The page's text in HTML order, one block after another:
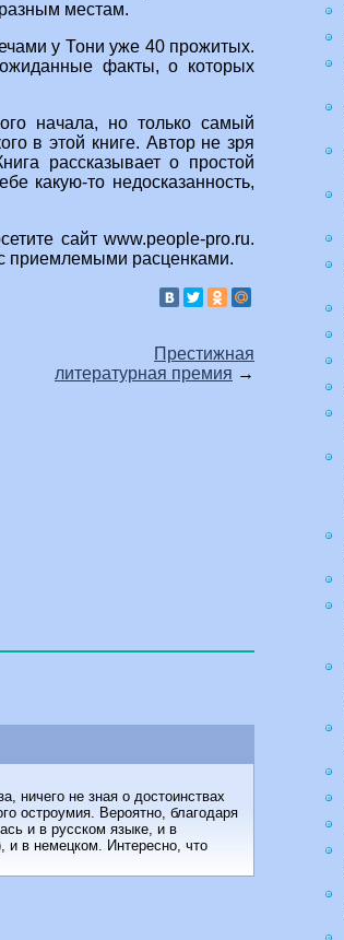
местам.
у Тони уже 40 прожитых.
факты, о которых
начала, но только самый
в этой книге. Автор не зря
рассказывает о простой
какую-то недосказанность,
сайт www.people-pro.ru.
приемлемыми расценками.
Престижная
литературная премия →
ничего не зная о достоинствах
остроумия. Вероятно, благодаря
и в русском языке, и в
и в немецком. Интересно, что